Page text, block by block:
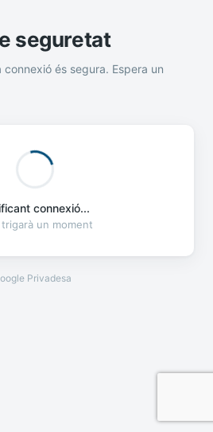
seguretat
és segura. Espera un
connexió...
un moment
Privadesa